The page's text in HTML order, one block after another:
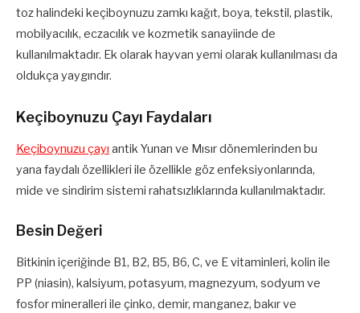
toz halindeki keçiboynuzu zamkı kağıt, boya, tekstil, plastik,
mobilyacılık, eczacılık ve kozmetik sanayiinde de
kullanılmaktadır. Ek olarak hayvan yemi olarak kullanılması da
oldukça yaygındır.
Keçiboynuzu Çayı Faydaları
Keçiboynuzu çayı antik Yunan ve Mısır dönemlerinden bu
yana faydalı özellikleri ile özellikle göz enfeksiyonlarında,
mide ve sindirim sistemi rahatsızlıklarında kullanılmaktadır.
Besin Değeri
Bitkinin içeriğinde B1, B2, B5, B6, C, ve E vitaminleri, kolin ile
PP (niasin), kalsiyum, potasyum, magnezyum, sodyum ve
fosfor mineralleri ile çinko, demir, manganez, bakır ve